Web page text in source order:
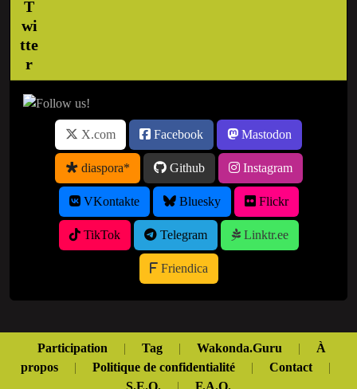
X.com Facebook Mastodon
diaspora* Github Instagram
VKontakte Bluesky Flickr
TikTok Telegram Linktr.ee
Friendica
Participation | Tag | Wakonda.Guru |
À
propos
| Politique de confidentialité | Contact
|